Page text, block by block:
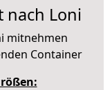
nach Loni
mitnehmen
Container